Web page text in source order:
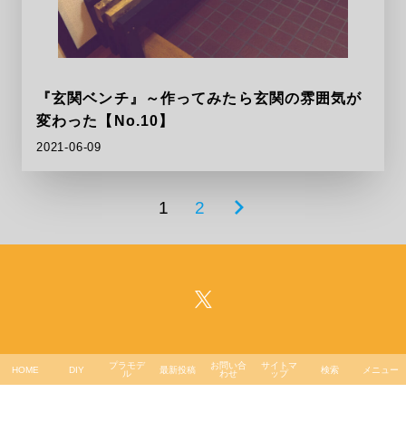
『玄関ベンチ』～作ってみたら玄関の雰囲気が
変わった【No.10】
2021-06-09
ジ
送
1 2
次
HOME DIY
プラモデ
ル
最新投稿
お問い合
わせ
サイトマ
ップ
検索 メニュー